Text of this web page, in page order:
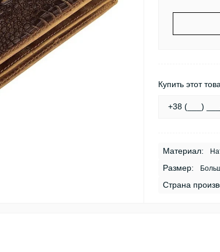
Купить этот
Материал:
Размер:
Страна